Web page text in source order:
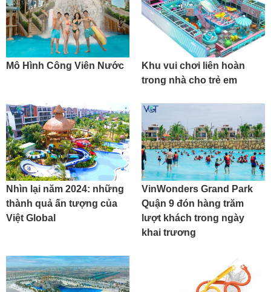
Mô Hình Công Viên Nước
Khu vui chơi liên hoàn
trong nhà cho trẻ em
Nhìn lại năm 2024: những
thành quả ấn tượng của
Việt Global
VinWonders Grand Park
Quận 9 đón hàng trăm
lượt khách trong ngày
khai trương